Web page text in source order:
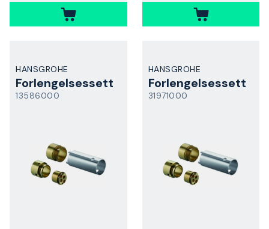
HANSGROHE
Forlengelsessett
13586000
HANSGROHE
Forlengelsessett
31971000